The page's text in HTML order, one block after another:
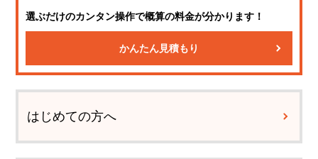
選ぶだけのカンタン操作で概算の料金が分かります！
かんたん見積もり
はじめての方へ